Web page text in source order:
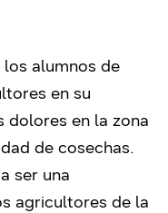
alumnos de
en su
dolores en la zona
de cosechas.
ser una
agricultores de la